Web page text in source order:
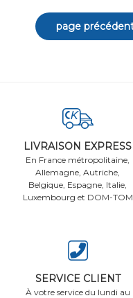
LIVRAISON EXPRESS
En France métropolitaine,
Allemagne, Autriche,
Belgique, Espagne, Italie,
Luxembourg et DOM-TOM
SERVICE CLIENT
À votre service du lundi au